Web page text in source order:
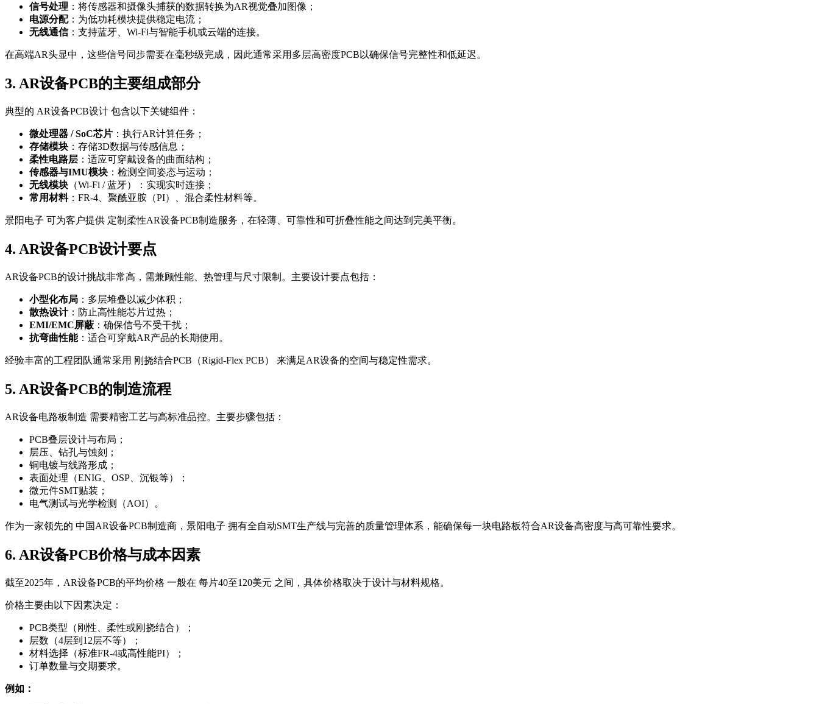
信号处理 ：将传感器和摄像头捕获的数据转换为AR视觉叠加图像；
电源分配：为低功耗模块提供稳定电流；
无线通信：支持蓝牙、Wi-Fi与智能手机或云端的连接。
在高端AR头显中，这些信号同步需要在毫秒级完成，因此通常采用多层高密度PCB以确保信号完整性和低延迟。
3. AR设备PCB的主要组成部分
典型的 AR设备PCB设计 包含以下关键组件：
微处理器 / SoC芯片 ：执行AR计算任务；
存储模块 ：存储3D数据与传感信息；
柔性电路层 ：适应可穿戴设备的曲面结构；
传感器与IMU模块 ：检测空间姿态与运动；
无线模块 （Wi-Fi / 蓝牙）：实现实时连接；
常用材料：FR-4、聚酰亚胺（PI）、混合柔性材料等。
景阳电子 可为客户提供 定制柔性AR设备PCB制造服务，在轻薄、可靠性和可折叠性能之间达到完美平衡。
4. AR设备PCB设计要点
AR设备PCB的设计挑战非常高，需兼顾性能、热管理与尺寸限制。主要设计要点包括：
小型化布局 ：多层堆叠以减少体积；
散热设计：防止高性能芯片过热；
EMI/EMC屏蔽 ：确保信号不受干扰；
抗弯曲性能：适合可穿戴AR产品的长期使用。
经验丰富的工程团队通常采用 刚挠结合PCB（Rigid-Flex PCB） 来满足AR设备的空间与稳定性需求。
5. AR设备PCB的制造流程
AR设备电路板制造 需要精密工艺与高标准品控。主要步骤包括：
PCB叠层设计与布局；
层压、钻孔与蚀刻；
铜电镀与线路形成；
表面处理（ENIG、OSP、沉银等）；
微元件SMT贴装；
电气测试与光学检测（AOI）。
作为一家领先的 中国AR设备PCB制造商，景阳电子 拥有全自动SMT生产线与完善的质量管理体系，能确保每一块电路板符合AR设备高密度与高可靠性要求。
6. AR设备PCB价格与成本因素
截至2025年，AR设备PCB的平均价格 一般在 每片40至120美元 之间，具体价格取决于设计与材料规格。
价格主要由以下因素决定：
PCB类型（刚性、柔性或刚挠结合）；
层数（4层到12层不等）；
材料选择（标准FR-4或高性能PI）；
订单数量与交期要求。
例如：